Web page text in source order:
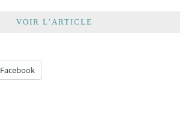
VOIR L’ARTICLE
Facebook